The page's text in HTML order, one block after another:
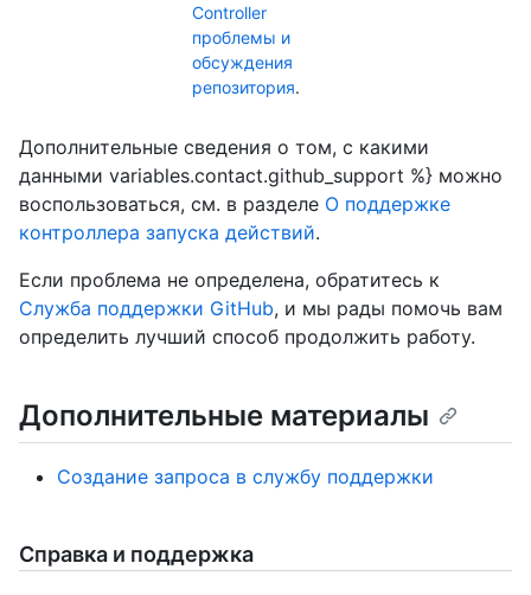
Controller
проблемы и
обсуждения
репозитория.
Дополнительные сведения о том, с какими
данными variables.contact.github_support %} можно
воспользоваться, см. в разделе О поддержке
контроллера запуска действий.
Если проблема не определена, обратитесь к
Служба поддержки GitHub, и мы рады помочь вам
определить лучший способ продолжить работу.
Дополнительные материалы
Создание запроса в службу поддержки
Справка и поддержка